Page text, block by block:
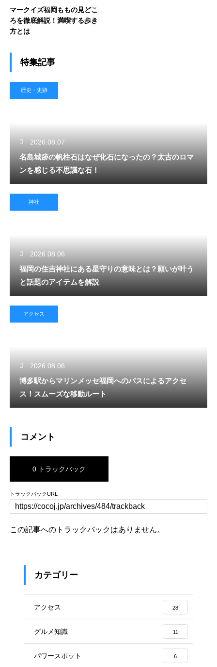
マークイズ福岡ももの見どこ
ろを徹底解説！満喫する歩き
方とは
特集記事
歴史・史跡
2026.08.07
名島城跡の帆柱石はなぜ化石になったの？太古のロマ
ンを感じる不思議な石！
神社
2026.08.06
福岡の住吉神社にある星守りの意味とは？願いが叶う
と話題のアイテムを解説
アクセス
2026.08.06
博多駅からマリンメッセ福岡へのバスによるアクセ
ス！スムーズな移動ルート
コメント
0 トラックバック
トラックバックURL
この記事へのトラックバックはありません。
カテゴリー
アクセス 28
グルメ知識 11
パワースポット 6